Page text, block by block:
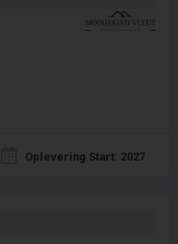
Oplevering Start: 2027